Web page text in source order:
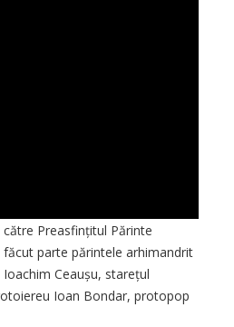
Preasfințitul Părinte
parte pă­rintele arhimandrit
Ceaușu, starețul
Ioan Bondar, protopop